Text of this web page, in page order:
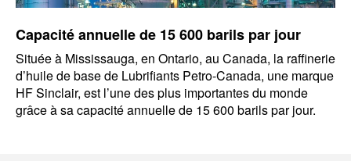
Capacité annuelle de 15 600 barils par jour
Située à Mississauga, en Ontario, au Canada, la raffinerie
d’huile de base de Lubrifiants Petro-Canada, une marque
HF Sinclair, est l’une des plus importantes du monde
grâce à sa capacité annuelle de 15 600 barils par jour.